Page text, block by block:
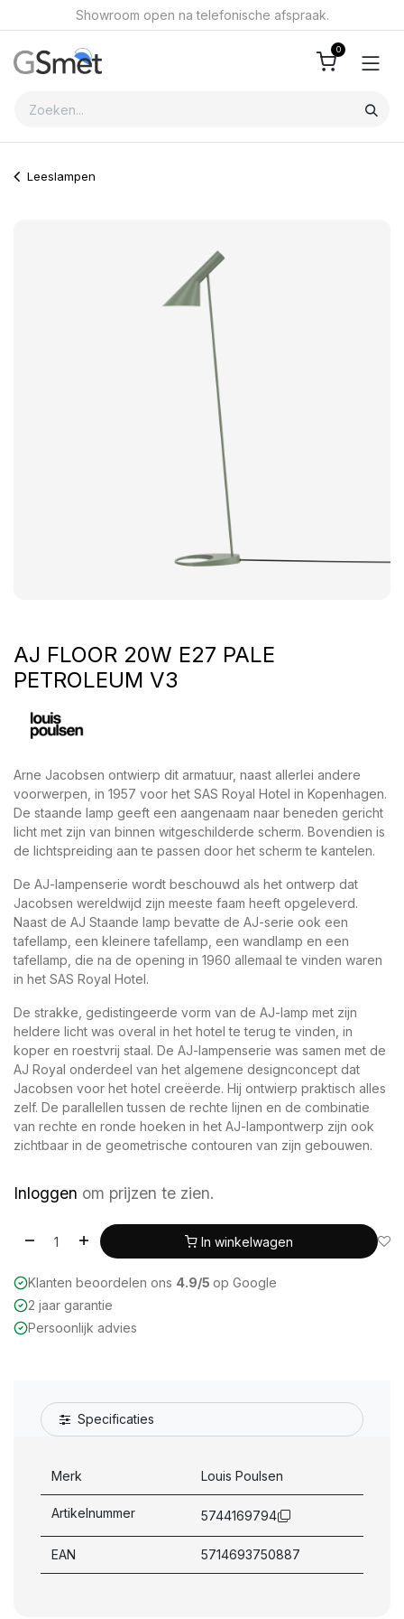
Overslaan naar inhoudShowroom open na telefonische afspraak.
0
Leeslampen
AJ FLOOR 20W E27 PALE
PETROLEUM V3
Arne Jacobsen ontwierp dit armatuur, naast allerlei andere
voorwerpen, in 1957 voor het SAS Royal Hotel in Kopenhagen.
De staande lamp geeft een aangenaam naar beneden gericht
licht met zijn van binnen witgeschilderde scherm. Bovendien is
de lichtspreiding aan te passen door het scherm te kantelen.
De AJ-lampenserie wordt beschouwd als het ontwerp dat
Jacobsen wereldwijd zijn meeste faam heeft opgeleverd.
Naast de AJ Staande lamp bevatte de AJ-serie ook een
tafellamp, een kleinere tafellamp, een wandlamp en een
tafellamp, die na de opening in 1960 allemaal te vinden waren
in het SAS Royal Hotel.
De strakke, gedistingeerde vorm van de AJ-lamp met zijn
heldere licht was overal in het hotel te terug te vinden, in
koper en roestvrij staal. De AJ-lampenserie was samen met de
AJ Royal onderdeel van het algemene designconcept dat
Jacobsen voor het hotel creëerde. Hij ontwierp praktisch alles
zelf. De parallellen tussen de rechte lijnen en de combinatie
van rechte en ronde hoeken in het AJ-lampontwerp zijn ook
zichtbaar in de geometrische contouren van zijn gebouwen.
Inloggen om prijzen te zien.
In winkelwagen
Klanten beoordelen ons 4.9/5 op Google
2 jaar garantie
Persoonlijk advies
Specificaties
Merk Louis Poulsen
Artikelnummer 5744169794
EAN 5714693750887